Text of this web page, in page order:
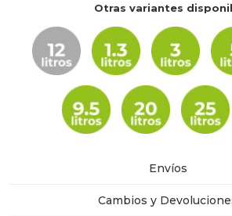
Otras variantes
Envíos
Cambios y